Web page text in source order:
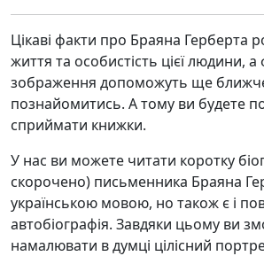
Цікаві факти про Браяна Герберта
життя та особистість цієї людини, а
зображення допоможуть ще
познайомитись. А тому ви будете
сприймати книжки.
У нас ви можете читати коротку
скорочено) письменника Браяна
українською мовою, но також є і
автобіографія. Завдяки цьому ви
намалювати в думці цілісний